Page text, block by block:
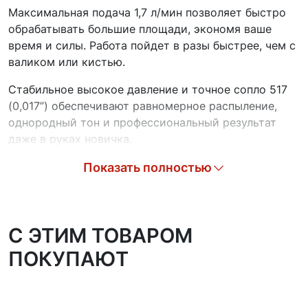
Максимальная подача 1,7 л/мин позволяет быстро
обрабатывать большие площади, экономя ваше
время и силы. Работа пойдет в разы быстрее, чем с
валиком или кистью.
Стабильное высокое давление и точное сопло 517
(0,017”) обеспечивают равномерное распыление,
однородный тон и профессиональный результат
даже в руках новичка.
Длинный 7,6-метровый шланг высокого давления
Аппарат предназначен для работы с большинством
лакокрасочных материалов соответствующей
Показать полностью
C ЭТИМ ТОВАРОМ
ПОКУПАЮТ